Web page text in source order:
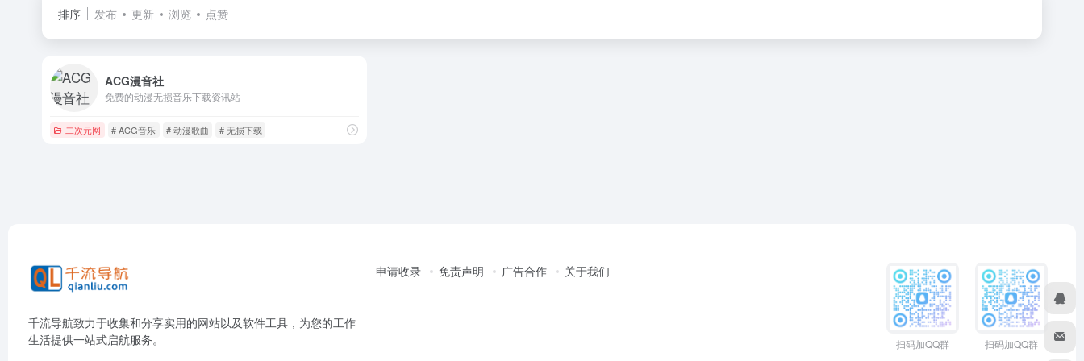
排序 发布 更新 浏览 点赞
ACG漫音社
免费的动漫无损音乐下载资讯站
二次元网 # ACG音乐 # 动漫歌曲 # 无损下载
千流导航致力于收集和分享实用的网站以及软件工具，为您的工作
生活提供一站式启航服务。
申请收录 免责声明 广告合作 关于我们
扫码加QQ群 扫码加QQ群